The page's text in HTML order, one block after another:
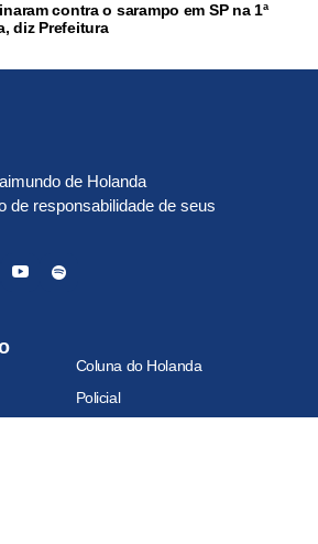
contra o sarampo em SP na 1ª
diz Prefeitura
de Holanda
de responsabilidade de seus
Coluna do Holanda
Policial